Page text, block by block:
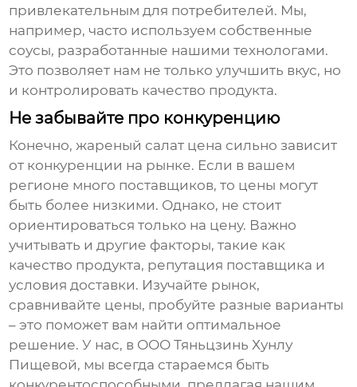
привлекательным для потребителей. Мы,
например, часто используем собственные
соусы, разработанные нашими технологами.
Это позволяет нам не только улучшить вкус, но
и контролировать качество продукта.
Не забывайте про конкуренцию
Конечно,жареный салат цена сильно зависит
от конкуренции на рынке. Если в вашем
регионе много поставщиков, то цены могут
быть более низкими. Однако, не стоит
ориентироваться только на цену. Важно
учитывать и другие факторы, такие как
качество продукта, репутация поставщика и
условия доставки. Изучайте рынок,
сравнивайте цены, пробуйте разные варианты
– это поможет вам найти оптимальное
решение. У нас, в ООО Тяньцзинь Хунлу
Пищевой, мы всегда стараемся быть